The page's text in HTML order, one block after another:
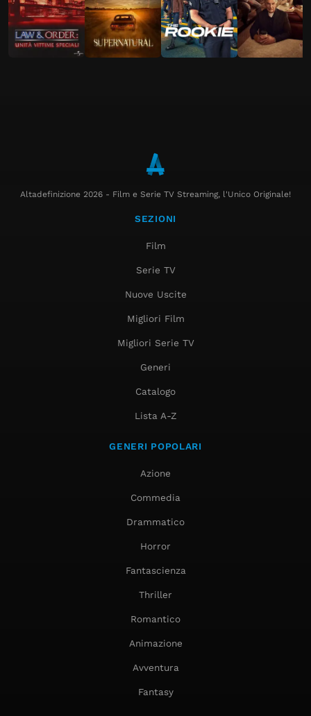
Altadefinizione 2026 - Film e Serie TV Streaming, l'Unico Originale!
SEZIONI
Film
Serie TV
Nuove Uscite
Migliori Film
Migliori Serie TV
Generi
Catalogo
Lista A-Z
GENERI POPOLARI
Azione
Commedia
Drammatico
Horror
Fantascienza
Thriller
Romantico
Animazione
Avventura
Fantasy